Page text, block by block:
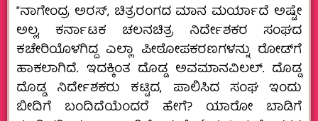
“ನಾಗೇಂದ್ರ ಅರಸ್‌, ಚಿತ್ರರಂಗದ ಮಾನ ಮರ್ಯಾದೆ ಅಷ್ಟೇ
ಅಲ್ಲ, ಕರ್ನಾಟಕ ಚಲನಚಿತ್ರ ನಿರ್ದೇಶಕರ ಸಂಘದ
ಕಚೇರಿಯೊಳಗಿದ್ದ ಎಲ್ಲಾ ಪೀಠೋಪಕರಣಗಳನ್ನು ರೋಡ್‌ಗೆ
ಹಾಕಲಾಗಿದೆ. ಇದಕ್ಕಿಂತ ದೊಡ್ಡ ಅವಮಾನವಿಲಲ್.‌ ದೊಡ್ಡ
ದೊಡ್ಡ ನಿರ್ದೇಶಕರು ಕಟ್ಟಿದ, ಪಾಲಿಸಿದ ಸಂಘ ಇಂದು
ಬೀದಿಗೆ ಬಂದಿದೆಯೆಂದರೆ ಹೇಗೆ? ಯಾರೋ ಬಾಡಿಗೆ